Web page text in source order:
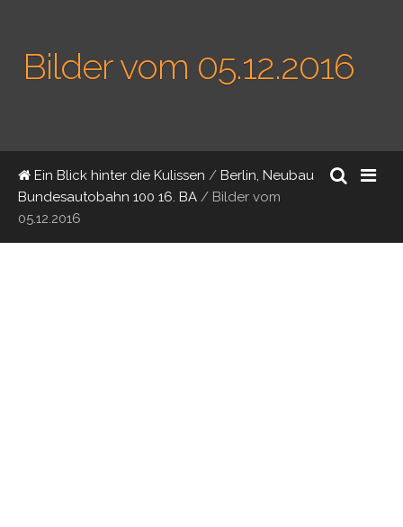
Bilder vom 05.12.2016
Ein Blick hinter die Kulissen / Berlin, Neubau
Bundesautobahn 100 16. BA / Bilder vom
05.12.2016